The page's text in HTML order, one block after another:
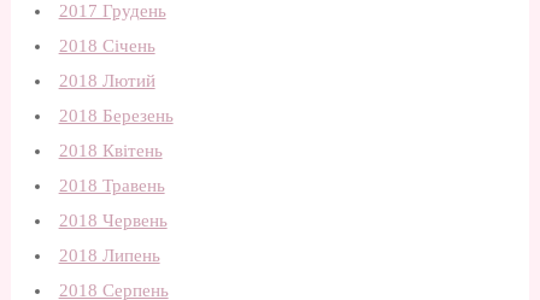
2017 Грудень
2018 Січень
2018 Лютий
2018 Березень
2018 Квітень
2018 Травень
2018 Червень
2018 Липень
2018 Серпень